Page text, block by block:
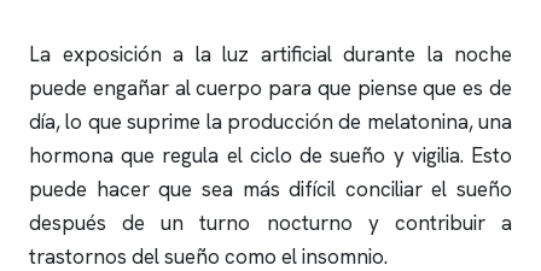
La exposición a la luz artificial durante la noche
puede engañar al cuerpo para que piense que es de
día, lo que suprime la producción de melatonina, una
hormona que regula el ciclo de sueño y vigilia. Esto
puede hacer que sea más difícil conciliar el sueño
después de un turno nocturno y contribuir a
trastornos del sueño como elinsomnio.